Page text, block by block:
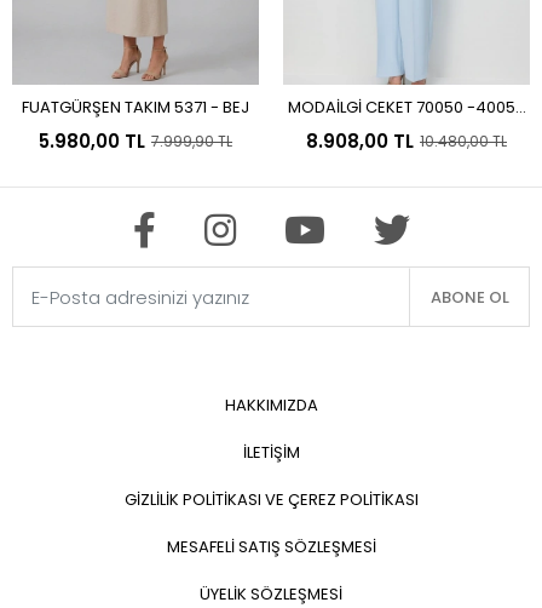
Sepete Ekle
FUATGÜRŞEN TAKIM 5371 - BEJ
5.980,00 TL 7.999,90 TL
Sepete Ekle
MODAİLGİ CEKET 70050 -40050
8.908,00 TL 10.480,00 TL
ABONE OL
HAKKIMIZDA
İLETİŞİM
GİZLİLİK POLİTİKASI VE ÇEREZ POLİTİKASI
MESAFELİ SATIŞ SÖZLEŞMESİ
ÜYELİK SÖZLEŞMESİ